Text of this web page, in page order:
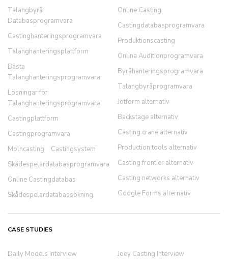
Talangbyrå
Databasprogramvara
Castinghanteringsprogramvara
Talanghanteringsplattform
Bästa
Talanghanteringsprogramvara
Lösningar för
Talanghanteringsprogramvara
Castingplattform
Castingprogramvara
Molncasting
Castingsystem
Skådespelardatabasprogramvara
Online Castingdatabas
Skådespelardatabassökning
Online Casting
Castingdatabasprogramvara
Produktionscasting
Online Auditionprogramvara
Byråhanteringsprogramvara
Talangbyråprogramvara
Jotform alternativ
Backstage alternativ
Casting crane alternativ
Production.tools alternativ
Casting frontier alternativ
Casting networks alternativ
Google Forms alternativ
CASE STUDIES
Daily Models Interview
Joey Casting Interview